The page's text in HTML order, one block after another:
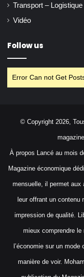
Transport – Logistique
Vidéo
Follow us
Error Can not Get
© Copyright 2026,
À propos Lancé au mois
Magazine économique
mensuelle, il permet aux
leur offrant un contenu
impression de qualité.
mieux comprendre le
l’économie sur un
manière de voir.